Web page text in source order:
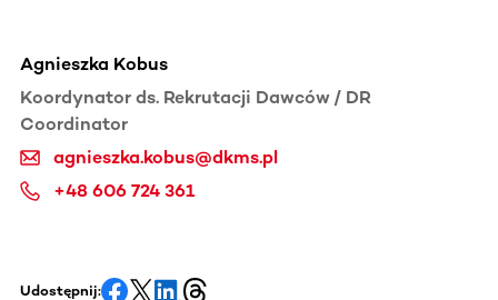
Agnieszka Kobus
Koordynator ds. Rekrutacji Dawców / DR
Coordinator
agnieszka.kobus@dkms.pl
+48 606 724 361
Udostępnij: